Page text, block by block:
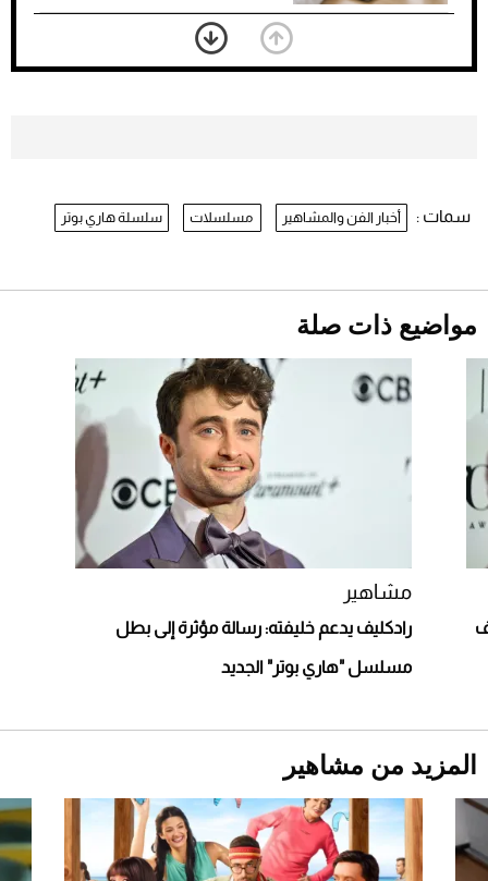
أغلى 10 عطور في العالم للرجال تمنحك فخامة
استثنائية
بعد 7 أشهر من تعرضه لحادث مروع.. جوشوا
يفوز على برينغا بـ"الضربة القاضية" (فيديو)
قبل ليلة النزال.. اكتمال وزن أبطال "The
Comeback" في جدة (فيديو)
2026-07-25
"بوجاتي ميسترال" الاستثنائية للبيع في مزاد
مونتيري
2026-07-23
سمات : أخبار الفن والمشاهير مسلسلات سلسلة هاري بوتر
مواضيع ذات صلة
مشاهير
رادكليف يدعم خليفته: رسالة مؤثرة إلى بطل
مسلسل "هاري بوتر" الجديد
المزيد من مشاهير